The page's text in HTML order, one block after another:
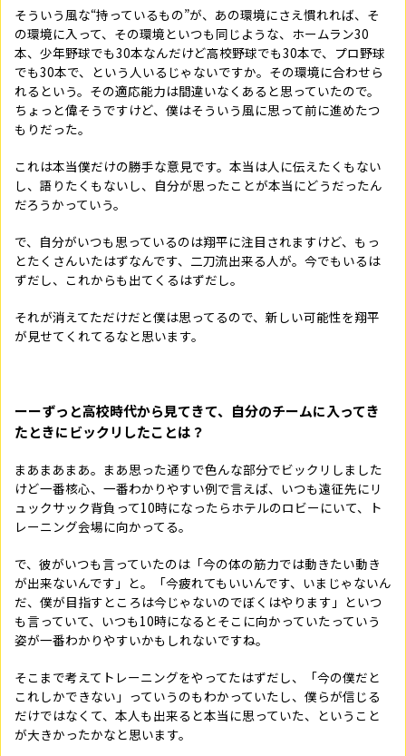
そういう風な“持っているもの”が、あの環境にさえ慣れれば、そ
の環境に入って、その環境といつも同じような、ホームラン30
本、少年野球でも30本なんだけど高校野球でも30本で、プロ野球
でも30本で、という人いるじゃないですか。その環境に合わせら
れるという。その適応能力は間違いなくあると思っていたので。
ちょっと偉そうですけど、僕はそういう風に思って前に進めたつ
もりだった。
これは本当僕だけの勝手な意見です。本当は人に伝えたくもない
し、語りたくもないし、自分が思ったことが本当にどうだったん
だろうかっていう。
で、自分がいつも思っているのは翔平に注目されますけど、もっ
とたくさんいたはずなんです、二刀流出来る人が。今でもいるは
ずだし、これからも出てくるはずだし。
それが消えてただけだと僕は思ってるので、新しい可能性を翔平
が見せてくれてるなと思います。
ーーずっと高校時代から見てきて、自分のチームに入ってき
たときにビックリしたことは？
まあまあまあ。まあ思った通りで色んな部分でビックリしました
けど一番核心、一番わかりやすい例で言えば、いつも遠征先にリ
ュックサック背負って10時になったらホテルのロビーにいて、ト
レーニング会場に向かってる。
で、彼がいつも言っていたのは「今の体の筋力では動きたい動き
が出来ないんです」と。「今疲れてもいいんです、いまじゃないん
だ、僕が目指すところは今じゃないのでぼくはやります」といつ
も言っていて、いつも10時になるとそこに向かっていたっていう
姿が一番わかりやすいかもしれないですね。
そこまで考えてトレーニングをやってたはずだし、「今の僕だと
これしかできない」っていうのもわかっていたし、僕らが信じる
だけではなくて、本人も出来ると本当に思っていた、ということ
が大きかったかなと思います。